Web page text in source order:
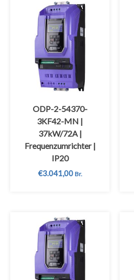
ODP-2-54370-
3KF42-MN |
37kW/72A |
Frequenzumrichter |
IP20
€3.041,00 Br.